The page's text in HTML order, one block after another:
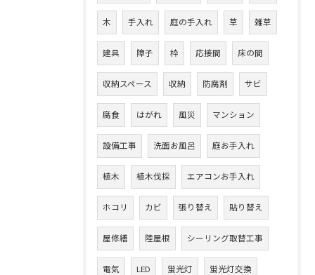
木 手入れ 庭の手入れ 草 雑草
建具 障子 枠 応接間 床の間
収納スペース 収納 防腐剤 サビ
腐食 はがれ 風災 マンション
設備工事 洗面お風呂 庭お手入れ
植木 植木伐採 エアコンお手入れ
ホコリ カビ 張り替え 貼り替え
屋修繕 陸屋根 シーリング取替工事
電気 LED 蛍光灯 蛍光灯交換